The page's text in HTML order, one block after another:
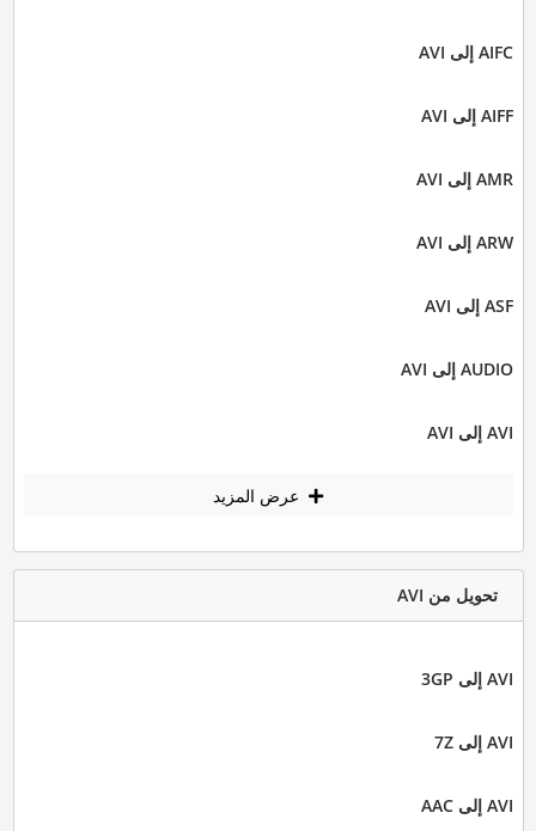
AIFC إلى AVI
AIFF إلى AVI
AMR إلى AVI
ARW إلى AVI
ASF إلى AVI
AUDIO إلى AVI
AVI إلى AVI
عرض المزيد
تحويل من AVI
AVI إلى 3GP
AVI إلى 7Z
AVI إلى AAC